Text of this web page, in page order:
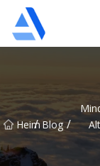
Heim
/ Blog /